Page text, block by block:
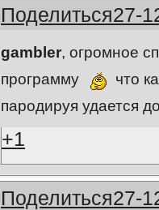
Поделиться27-
gambler, огромное
программу
что
пародируя удается
+1
Поделиться27-